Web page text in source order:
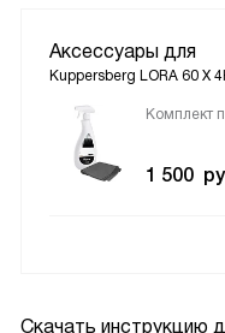
Скачать инструкцию
Аксессуары для
Kuppersberg LORA 60 X
Комплект
1 500